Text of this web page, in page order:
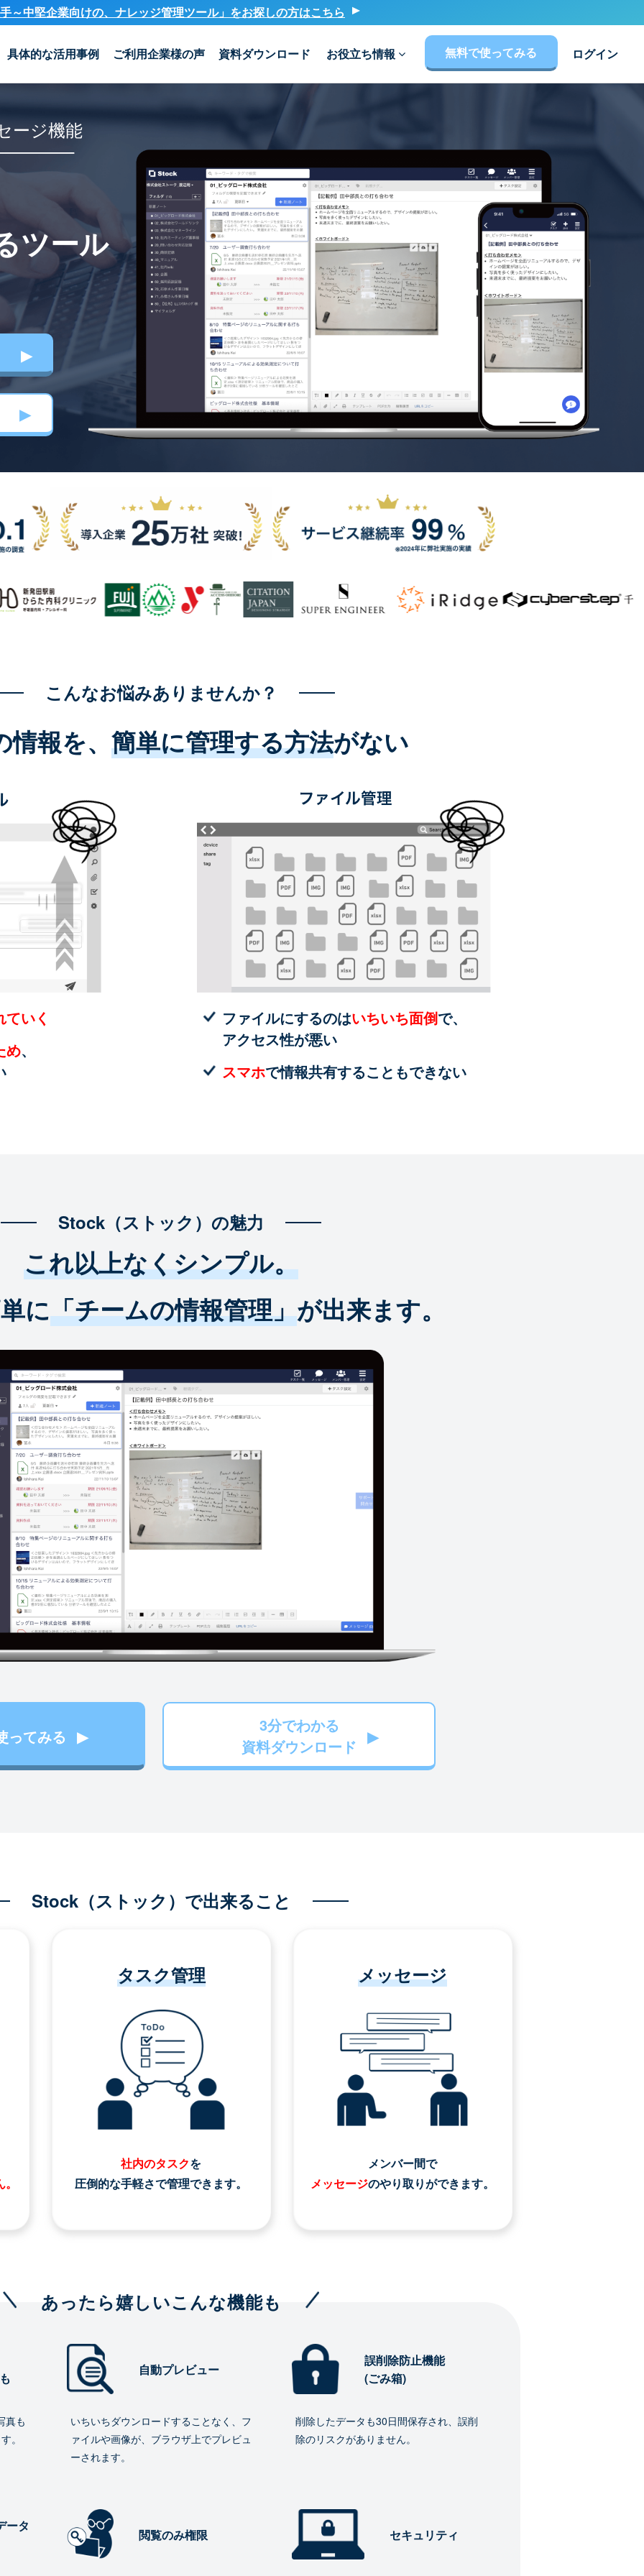
～中堅企業向けの、ナレッジ管理ツール」をお探しの方はこちら
具体的な活用事例 ご利用企業様の声 資料ダウンロード お役立ち情報 無料で使ってみる ログイン
ージ機能
ツール
こんなお悩みありませんか？
報を、 簡単に管理する方法がない
いく
め、
ファイルにするのはいちいち面倒で、
アクセス性が悪い
スマホで情報共有することもできない
Stock（ストック）の魅力
これ以上なくシンプル。
に「チームの情報管理」が出来ます。
ってみる
3分でわかる
資料ダウンロード
Stock（ストック）で出来ること
タスク管理
社内のタスクを
圧倒的な手軽さで管理できます。
メッセージ
メンバー間で
メッセージのやり取りができます。
あったら嬉しいこんな機能も
真も
。
自動プレビュー
いちいちダウンロードすることなく、フ
ァイルや画像が、ブラウザ上でプレビュ
ーされます。
誤削除防止機能
(ごみ箱)
削除したデータも30日間保存され、誤削
除のリスクがありません。
ータ
閲覧のみ権限 セキュリティ